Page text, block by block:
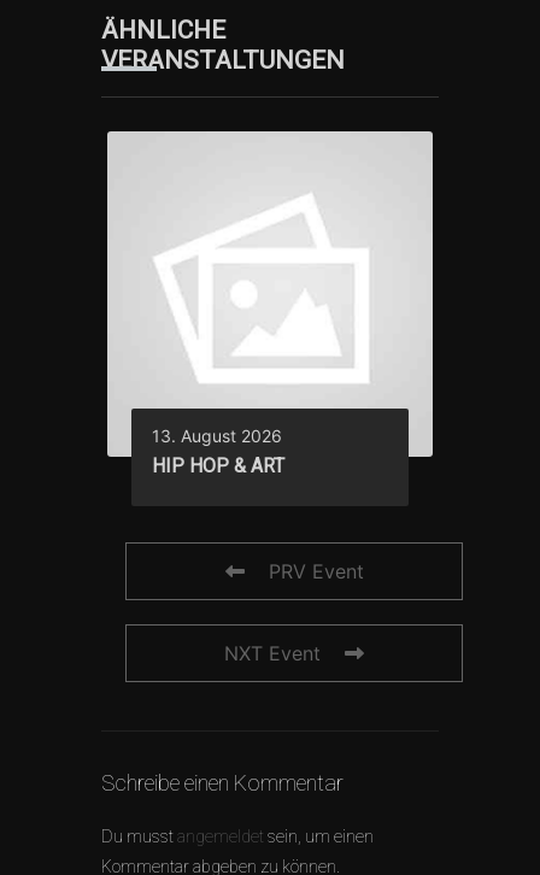
ÄHNLICHE
VERANSTALTUNGEN
13. August 2026
HIP HOP & ART
PRV Event
NXT Event
Schreibe einen Kommentar
Du musstangemeldet sein, um einen
Kommentar abgeben zu können.